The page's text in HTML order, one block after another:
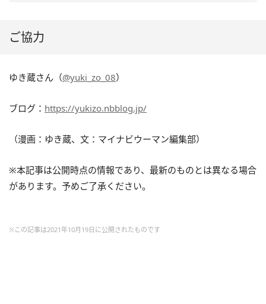
ご協力
ゆき蔵さん（@yuki_zo_08）
ブログ： https://yukizo.nbblog.jp/
（漫画：ゆき蔵、文：マイナビウーマン編集部）
※本記事は公開時点の情報であり、最新のものとは異なる場合
があります。予めご了承ください。
※この記事は2021年10月19日に公開されたものです